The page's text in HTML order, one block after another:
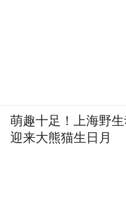
萌趣十足！上海野生
迎来大熊猫生日月